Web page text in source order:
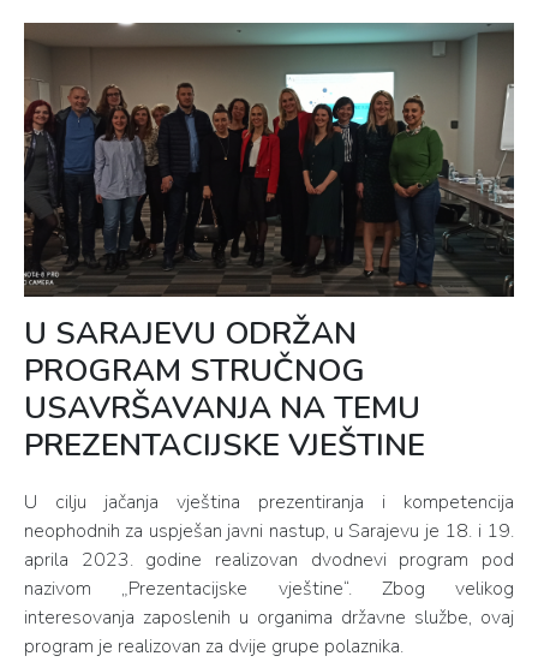
U SARAJEVU ODRŽAN
PROGRAM STRUČNOG
USAVRŠAVANJA NA TEMU
PREZENTACIJSKE VJEŠTINE
U cilju jačanja vještina prezentiranja i kompetencija
neophodnih za uspješan javni nastup, u Sarajevu je 18. i 19.
aprila 2023. godine realizovan dvodnevi program pod
nazivom „Prezentacijske vještine“. Zbog velikog
interesovanja zaposlenih u organima državne službe, ovaj
program je realizovan za dvije grupe polaznika.